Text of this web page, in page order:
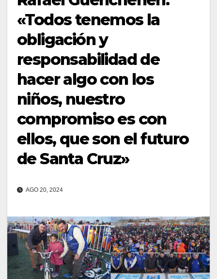
«Todos tenemos la
obligación y
responsabilidad de
hacer algo con los
niños, nuestro
compromiso es con
ellos, que son el futuro
de Santa Cruz»
AGO 20, 2024